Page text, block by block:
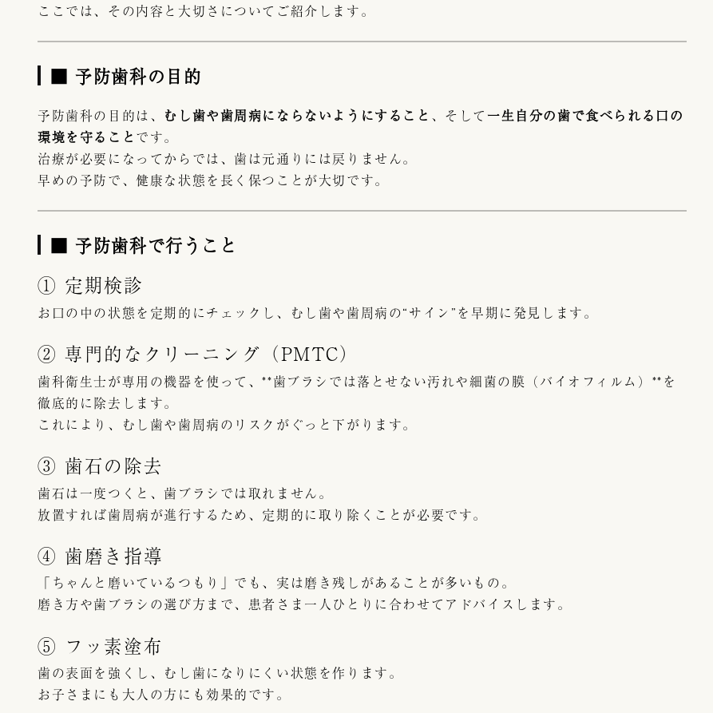
ここでは、その内容と大切さについてご紹介します。
■ 予防歯科の目的
予防歯科の目的は、 むし歯や歯周病にならないようにすること 、そして 一生自分の歯で食べられる口の
環境を守ること です。
治療が必要になってからでは、歯は元通りには戻りません。
早めの予防で、健康な状態を長く保つことが大切です。
■ 予防歯科で行うこと
① 定期検診
お口の中の状態を定期的にチェックし、むし歯や歯周病の“サイン”を早期に発見します。
② 専門的なクリーニング（PMTC）
歯科衛生士が専用の機器を使って、**歯ブラシでは落とせない汚れや細菌の膜（バイオフィルム）**を
徹底的に除去します。
これにより、むし歯や歯周病のリスクがぐっと下がります。
③ 歯石の除去
歯石は一度つくと、歯ブラシでは取れません。
放置すれば歯周病が進行するため、定期的に取り除くことが必要です。
④ 歯磨き指導
「ちゃんと磨いているつもり」でも、実は磨き残しがあることが多いもの。
磨き方や歯ブラシの選び方まで、患者さま一人ひとりに合わせてアドバイスします。
⑤ フッ素塗布
歯の表面を強くし、むし歯になりにくい状態を作ります。
お子さまにも大人の方にも効果的です。